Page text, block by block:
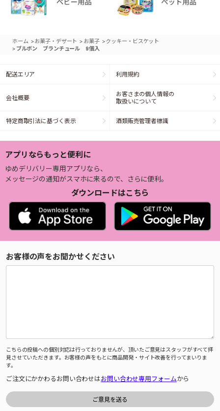
ホーム >お菓子・デザート > お菓子 >クッキー・ビスケット
> ブルボン ブランチュール 9個入
配送エリア 利用規約
会社概要
お客さまの個人情報の
取扱いについて
特定商取引法に基づく表示 酒類販売管理者標識
アプリならもっと便利に
ゆめデリバリー専用アプリなら、
メッセージの通知がスマホに来るので、さらに便利。
ダウンロードはこちら
お客様の声をお聞かせください
こちらの投稿への個別対応は行っておりませんが、頂いたご意見はスタッフがすべて拝
見させていただきます。お客様の声をもとに商品開発・サイト改善を行ってまいりま
す。
ご注文にかかわるお問い合わせはお問い合わせ専用フォームから